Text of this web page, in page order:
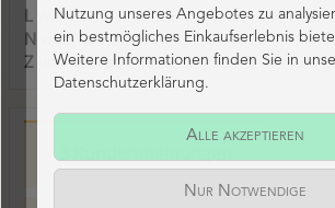
L wie Löwe:Anlaute A, E, I, O, U, F, L, M
N wie Nashorn:Anlaute Ei, Au, Eu, H, N,
Z wie Zebra:Anlaute B, P, D, T, G, K, W, Z
Nutzung unseres Angebotes zu
ein bestmögliches Einkaufserlebnis
Weitere Informationen finden Sie in
Datenschutzerklärung.
Alle akzeptieren
Nur Notwendige